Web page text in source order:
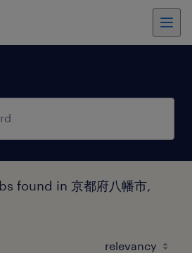
found in 京都府八幡市,